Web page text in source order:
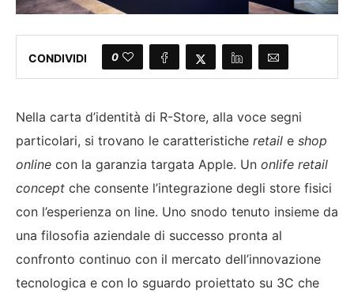
CONDIVIDI 0
Nella carta d’identità di R-Store, alla voce segni
particolari, si trovano le caratteristiche retail e shop
online con la garanzia targata Apple. Un onlife retail
concept che consente l’integrazione degli store fisici
con l’esperienza on line. Uno snodo tenuto insieme da
una filosofia aziendale di successo pronta al
confronto continuo con il mercato dell’innovazione
tecnologica e con lo sguardo proiettato su 3C che